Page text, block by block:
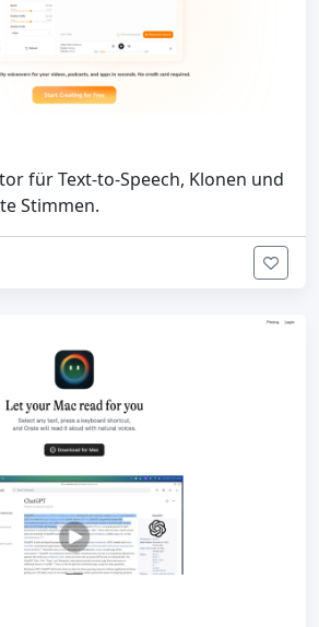
für Text-to-Speech, Klonen und
Stimmen.